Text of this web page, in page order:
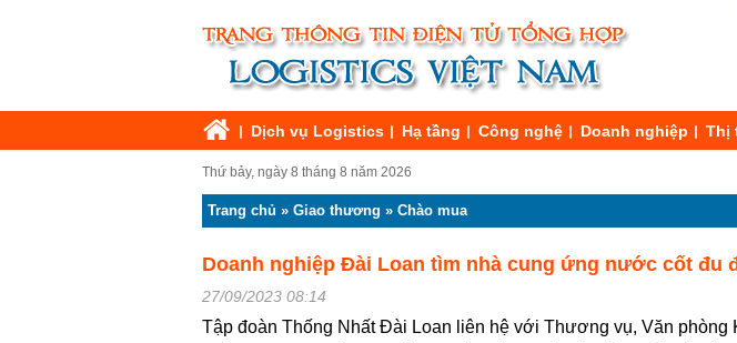
Dịch vụ Logistics Hạ tầng Công nghệ Doanh nghiệp Thị
Thứ bảy, ngày 8 tháng 8 năm 2026
Trang chủ » Giao thương » Chào mua
Doanh nghiệp Đài Loan tìm nhà cung ứng nước cốt đu
27/09/2023 08:14
Tập đoàn Thống Nhất Đài Loan liên hệ với Thương vụ, Văn